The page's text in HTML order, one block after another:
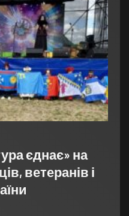
єднає» на
ветеранів і